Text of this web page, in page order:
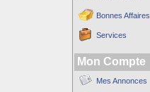
Bonnes Affaires
Services
Mon Compte
Mes Annonces